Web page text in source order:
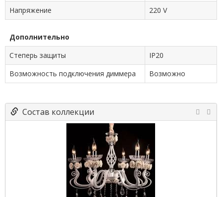
Напряжение
220 V
Дополнительно
Степерь защиты
IP20
Возможность подключения диммера
Возможно
Состав коллекции